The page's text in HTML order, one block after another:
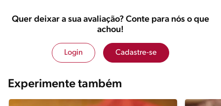
Quer deixar a sua avaliação? Conte para nós o que
achou!
Login Cadastre-se
Experimente também